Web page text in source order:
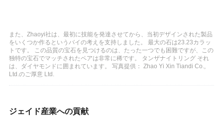
また、Zhaoyi社は、最初に技能を発達させてから、当初デザインされた製品
をいくつか作るというバイの考えを支持しました。 最大の石は23.23カラッ
トです。 この品質の宝石を見つけるのは、たった一つでも困難ですが、この
独特の宝石でマッチされたペアは非常に稀です。 タンザナイトリング それ
は、ダイヤモンドに囲まれています。 写真提供： Zhao Yi Xin Tiandi Co.,
Ltd.のご厚意 Ltd.
ジェイド産業への貢献